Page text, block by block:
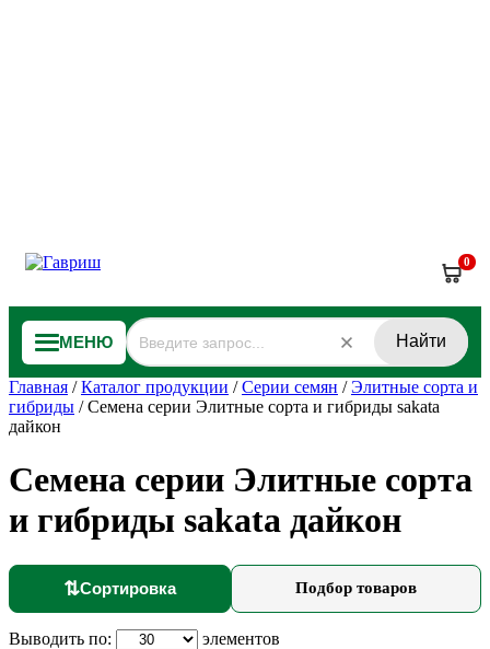
0
МЕНЮ Найти
Главная /Каталог продукции /Серии семян /Элитные сорта и
гибриды /Семена серии Элитные сорта и гибриды sakata
дайкон
Семена серии Элитные сорта
и гибриды sakata дайкон
⇅Сортировка Подбор товаров
Выводить по: элементов